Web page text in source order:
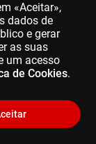
«Aceitar»,
dados de
e gerar
as suas
um acesso
de Cookies.